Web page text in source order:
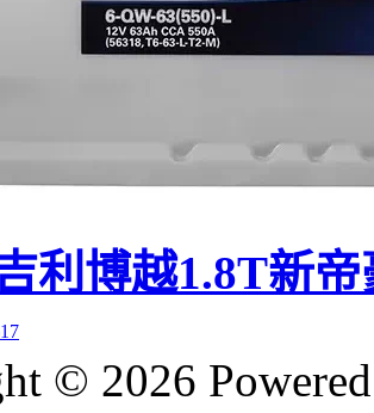
利博越1.8T新
17
© 2026